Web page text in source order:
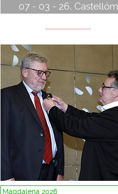
07 - 03 - 26, Castellóm
Magdalena 2026